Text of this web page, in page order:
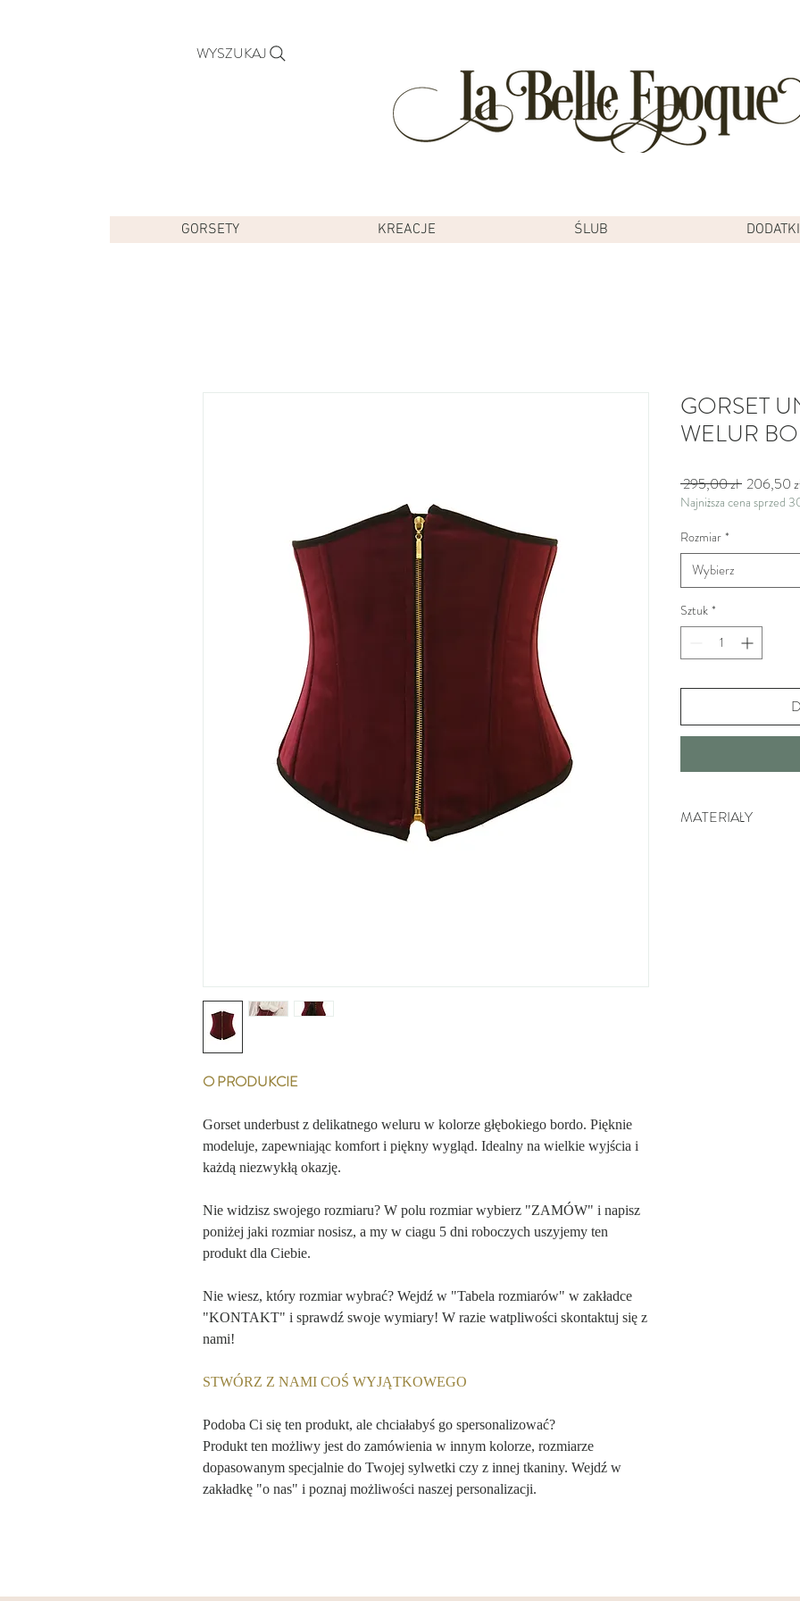
WYSZUKAJ
GORSETY KREACJE ŚLUB DODATKI
O PRODUKCIE
Gorset underbust z delikatnego weluru w kolorze głębokiego bordo. Pięknie
modeluje, zapewniając komfort i piękny wygląd. Idealny na wielkie wyjścia i
każdą niezwykłą okazję.
Nie widzisz swojego rozmiaru? W polu rozmiar wybierz "ZAMÓW" i napisz
poniżej jaki rozmiar nosisz, a my w ciagu 5 dni roboczych uszyjemy ten
produkt dla Ciebie.
Nie wiesz, który rozmiar wybrać? Wejdź w "Tabela rozmiarów" w zakładce
"KONTAKT" i sprawdź swoje wymiary! W razie watpliwości skontaktuj się z
nami!
STWÓRZ Z NAMI COŚ WYJĄTKOWEGO
Podoba Ci się ten produkt, ale chciałabyś go spersonalizować?
Produkt ten możliwy jest do zamówienia w innym kolorze, rozmiarze
dopasowanym specjalnie do Twojej sylwetki czy z innej tkaniny. Wejdź w
zakładkę "o nas" i poznaj możliwości naszej personalizacji.
GORSET
WELUR
295,00 zł Regularna
206,50
Najniższa cena sprzed
Rozmiar *
Wybierz
Sztuk *
MATERIAŁY